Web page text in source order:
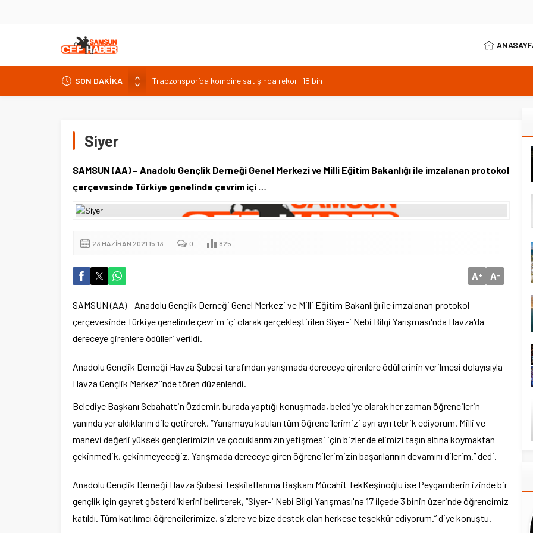
SON DAKİKA
Trabzonspor’da kombine satışında rekor: 18 bin
Van’da Sahil Yolu kavşak düzenlemesi tamamlandı
Siyer
SAMSUN (AA) – Anadolu Gençlik Derneği Genel Merkezi ve Milli Eğitim Bakanlığı ile imzalanan protokol
çerçevesinde Türkiye genelinde çevrim içi …
23 HAZIRAN 2021 15:13 0 825
A+ A-
SAMSUN (AA) – Anadolu Gençlik Derneği Genel Merkezi ve Milli Eğitim Bakanlığı ile imzalanan protokol
çerçevesinde Türkiye genelinde çevrim içi olarak gerçekleştirilen Siyer-i Nebi Bilgi Yarışması'nda Havza'da
dereceye girenlere ödülleri verildi.
Anadolu Gençlik Derneği Havza Şubesi tarafından yarışmada dereceye girenlere ödüllerinin verilmesi dolayısıyla
Havza Gençlik Merkezi'nde tören düzenlendi.
Belediye Başkanı Sebahattin Özdemir, burada yaptığı konuşmada, belediye olarak her zaman öğrencilerin
yanında yer aldıklarını dile getirerek, “Yarışmaya katılan tüm öğrencilerimizi ayrı ayrı tebrik ediyorum. Milli ve
manevi değerli yüksek gençlerimizin ve çocuklarımızın yetişmesi için bizler de elimizi taşın altına koymaktan
çekinmedik, çekinmeyeceğiz. Yarışmada dereceye giren öğrencilerimizin başarılarının devamını dilerim.” dedi.
Anadolu Gençlik Derneği Havza Şubesi Teşkilatlanma Başkanı Mücahit TekKeşinoğlu ise Peygamberin izinde bir
gençlik için gayret gösterdiklerini belirterek, “Siyer-i Nebi Bilgi Yarışması'na 17 ilçede 3 binin üzerinde öğrencimiz
katıldı. Tüm katılımcı öğrencilerimize, sizlere ve bize destek olan herkese teşekkür ediyorum.” diye konuştu.